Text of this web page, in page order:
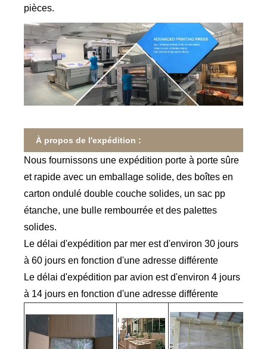
pièces.
À propos de l'expédition :
Nous fournissons une expédition porte à porte sûre
et rapide avec un emballage solide, des boîtes en
carton ondulé double couche solides, un sac pp
étanche, une bulle rembourrée et des palettes
solides.
Le délai d'expédition par mer est d'environ 30 jours
à 60 jours en fonction d'une adresse différente
Le délai d'expédition par avion est d'environ 4 jours
à 14 jours en fonction d'une adresse différente